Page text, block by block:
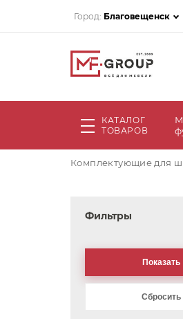
Город: Благовещенск
КАТАЛОГ
ТОВАРОВ
Комплектующие для
Фильтры